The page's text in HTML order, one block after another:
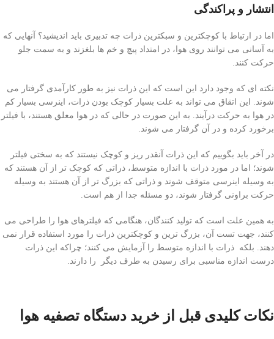
انتشار و پراکندگی
اما در ارتباط با کوچکترین و سبکترین ذرات چه تدبیری باید اندیشید؟ آنهایی که
به آسانی می توانند روی هوا، در امتداد پیچ و خم ها بلغزند و به سمت جلو
حرکت کنند.
نکته ای که وجود دارد این است که این ذرات نیز به طور کارآمدی گرفتار می
شوند. این اتقاق می تواند به علت بسیار کوچک بودن ذرات، اینرسی بسیار کم
در هوا به حرکت درآیند. به این صورت در حالی که در هوا معلق هستند، با فیلتر
برخورد کرده و در آن گرفتار می شوند.
در آخر باید بگوییم که این ذرات آنقدر ریز و کوچک نیستند که به سختی فیلتر
شوند؛ اما در مورد ذرات با اندازه متوسط، ذراتی که کوچک تر از آن هستند که
به وسیله اینرسی متوقف شوند و ذراتی که بزرگ تر از آن هستند به وسیله
حرکت براونی گرفتار شوند، دو مسئله جدا از هم است.
به همین علت است که تولید کنندگان، هنگامی که فیلترهای هوا را طراحی می
کنند، جهت تست آن، بزرگ ترین و کوچکترین ذرات را مورد استفاده قرار نمی
دهند. بلکه ذرات با اندازه متوسط را آزمایش می کنند؛ چراکه این ذرات
درست اندازه مناسبی برای رسیدن به طرف دیگر را دارند.
نکات کلیدی قبل از خرید دستگاه‌ تصفیه هوا